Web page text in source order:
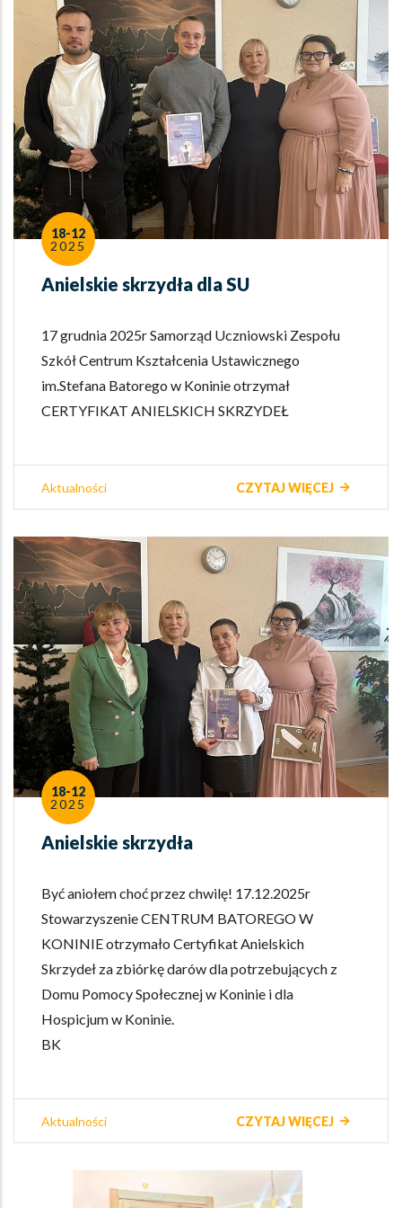
18-12
2025
Anielskie skrzydła dla SU
17 grudnia 2025r Samorząd Uczniowski Zespołu
Szkół Centrum Kształcenia Ustawicznego
im.Stefana Batorego w Koninie otrzymał
CERTYFIKAT ANIELSKICH SKRZYDEŁ
Aktualności CZYTAJ WIĘCEJ
18-12
2025
Anielskie skrzydła
Być aniołem choć przez chwilę! 17.12.2025r
Stowarzyszenie CENTRUM BATOREGO W
KONINIE otrzymało Certyfikat Anielskich
Skrzydeł za zbiórkę darów dla potrzebujących z
Domu Pomocy Społecznej w Koninie i dla
Hospicjum w Koninie.
BK
Aktualności CZYTAJ WIĘCEJ